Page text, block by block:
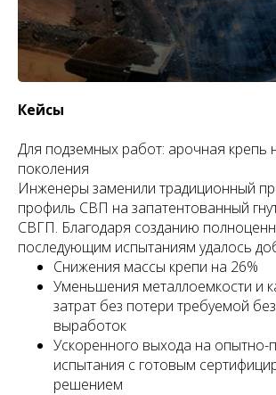
Кейсы
Для подземных работ: арочная крепь
поколения
Инженеры заменили традиционный
профиль СВП на запатентованный
СВГП. Благодаря созданию
последующим испытаниям удалось
Снижения массы крепи на 26%
Уменьшения металлоемкости и
затрат без потери требуемой
выработок
Ускоренного выхода на
испытания с готовым
решением